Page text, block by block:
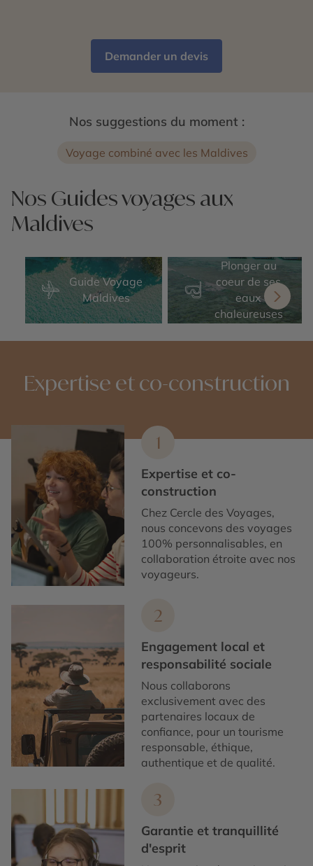
Demander un devis
Nos suggestions du moment :
Voyage combiné avec les Maldives
Nos Guides voyages aux
Maldives
Guide Voyage
Maldives
Plonger au
coeur de ses
eaux
chaleureuses
Expertise et co-construction
1
Expertise et co-
construction
Chez Cercle des Voyages,
nous concevons des voyages
100% personnalisables, en
collaboration étroite avec nos
voyageurs.
2
Engagement local et
responsabilité sociale
Nous collaborons
exclusivement avec des
partenaires locaux de
confiance, pour un tourisme
responsable, éthique,
authentique et de qualité.
3
Garantie et tranquillité
d'esprit